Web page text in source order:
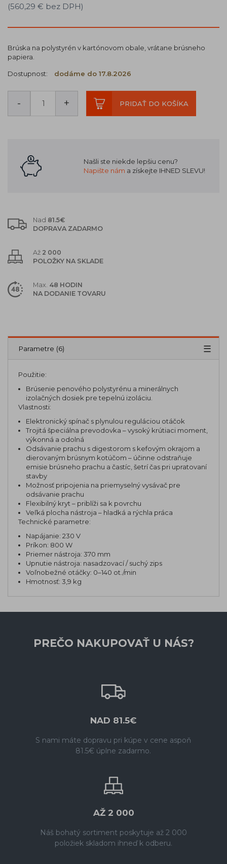
(560,29 € bez DPH)
Brúska na polystyrén v kartónovom obale, vrátane brúsneho
papiera.
Dostupnost: dodáme do 17.8.2026
- + PRIDAŤ DO KOŠÍKA
Našli ste niekde lepšiu cenu?
Napište nám a získejte IHNED SLEVU!
Nad 81.5€
DOPRAVA ZADARMO
Až 2 000
POLOŽKY NA SKLADE
Max. 48 HODIN
NA DODANIE TOVARU
Popis
Parametre (6)
Použitie:
Brúsenie penového polystyrénu a minerálnych
izolačných dosiek pre tepelnú izoláciu.
Vlastnosti:
Elektronický spínač s plynulou reguláciou otáčok
Trojitá špeciálna prevodovka – vysoký krútiaci moment,
výkonná a odolná
Odsávanie prachu s digestorom s kefovým okrajom a
dierovaným brúsnym kotúčom – účinne odstraňuje
emisie brúsneho prachu a častíc, šetrí čas pri upratovaní
stavby
Možnosť pripojenia na priemyselný vysávač pre
odsávanie prachu
Flexibilný kryt – priblíži sa k povrchu
Veľká plocha nástroja – hladká a rýchla práca
Technické parametre:
Napájanie: 230 V
Príkon: 800 W
Priemer nástroja: 370 mm
Upnutie nástroja: nasadzovací / suchý zips
Voľnobežné otáčky: 0–140 ot./min
Hmotnosť: 3,9 kg
PREČO NAKUPOVAŤ U NÁS?
NAD 81.5€
S nami máte dopravu pri kúpe v cene aspoň
81.5€ úplne zadarmo.
AŽ 2 000
Náš bohatý sortiment poskytuje až 2 000
položiek skladom ihneď k odberu.